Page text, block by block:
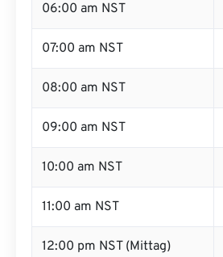
06:00 am NST
07:00 am NST
08:00 am NST
09:00 am NST
10:00 am NST
11:00 am NST
12:00 pm NST (Mittag)